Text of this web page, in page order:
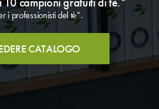
i professionisti del tè”.
CATALOGO